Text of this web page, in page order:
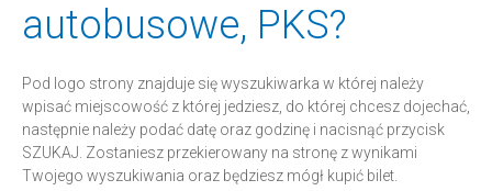
autobusowe, PKS?
Pod logo strony znajduje się wyszukiwarka w której należy
wpisać miejscowość z której jedziesz, do której chcesz dojechać,
następnie należy podać datę oraz godzinę i nacisnąć przycisk
SZUKAJ. Zostaniesz przekierowany na stronę z wynikami
Twojego wyszukiwania oraz będziesz mógł kupić bilet.